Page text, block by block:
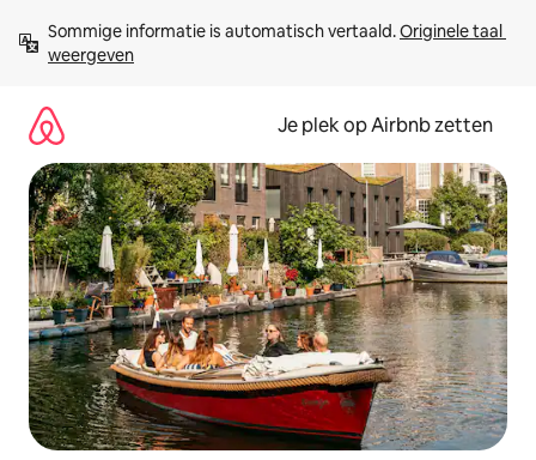
direct
naar
Sommige informatie is automatisch vertaald. Originele taal
weergeven
Je plek op Airbnb zetten